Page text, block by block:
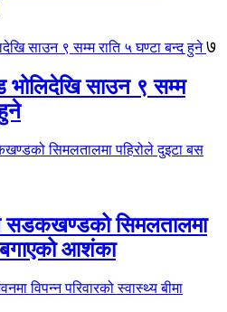
७
साउन ९ सम्म
सडकखण्डको सिमलतालमा
आशंका